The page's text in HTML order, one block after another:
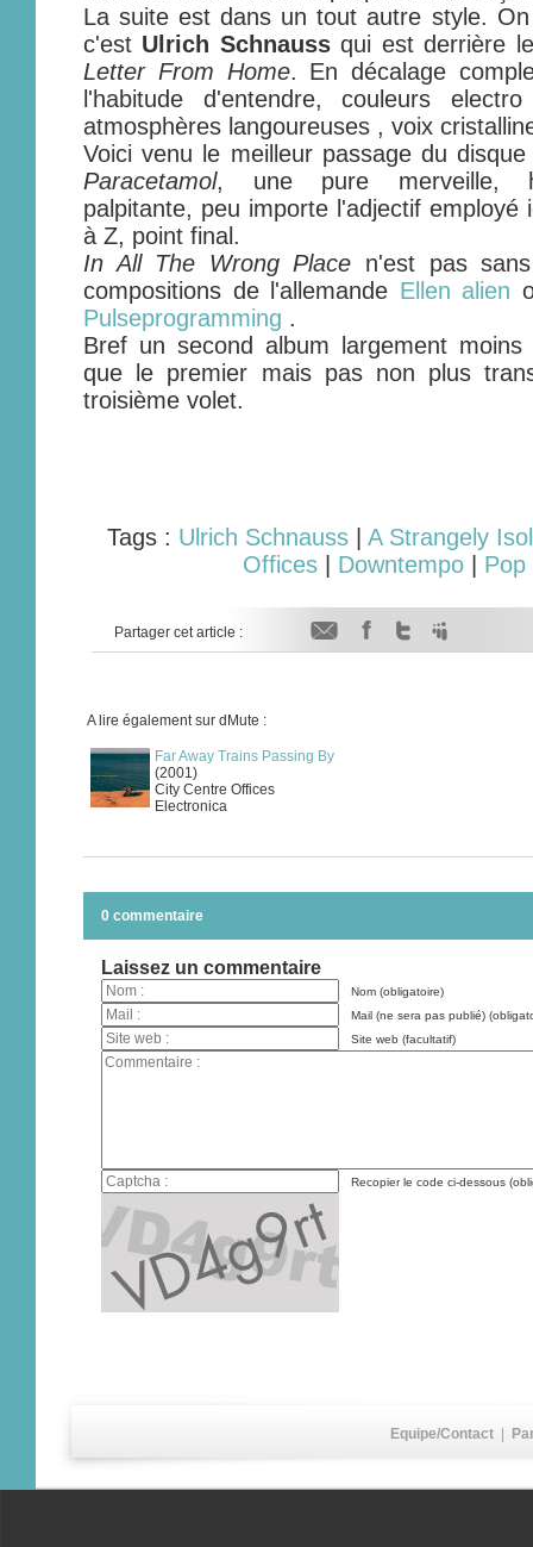
La suite est dans un tout autre style.
c'est Ulrich Schnaussqui est derrière
Letter From Home. En décalage
l'habitude d'entendre, couleurs
atmosphères langoureuses , voix
Voici venu le meilleur passage du
Paracetamol, une pure merveille,
palpitante, peu importe l'adjectif
à Z, point final.
In All The Wrong Place n'est pas
compositions de l'allemande Ellen alien
Pulseprogramming .
Bref un second album largement
que le premier mais pas non plus
troisième volet.
Tags : Ulrich Schnauss| A Strangely
Offices
Downtempo Pop
Partager cet article :
A lire également sur dMute :
Far Away Trains Passing By
(2001)
City Centre Offices
Electronica
0 commentaire
Laissez un commentaire
Nom (obligatoire)
Mail (ne sera pas publié)
Site web (facultatif)
Recopier le code ci-dessous
Equipe/Contact